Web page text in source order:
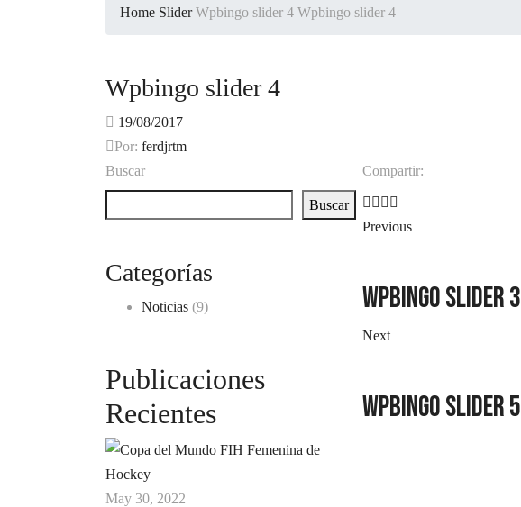
Home Slider Wpbingo slider 4 Wpbingo slider 4
Wpbingo slider 4
19/08/2017
Por: ferdjrtm
Buscar
Buscar
Categorías
Noticias (9)
Publicaciones
Recientes
May 30, 2022
Compartir:
Previous
Wpbingo slider 3
Next
Wpbingo slider 5